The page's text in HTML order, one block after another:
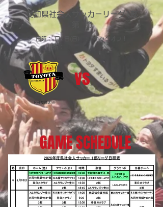
愛知県社会人サッカーリーグ1部
​第 節
日時： 月 日(日) : キックオフ！
​場所：
vs​
​トヨタ蹴球団
GAME SCHEDULE